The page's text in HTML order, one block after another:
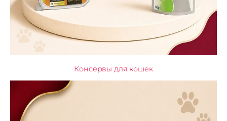
Консервы для кошек